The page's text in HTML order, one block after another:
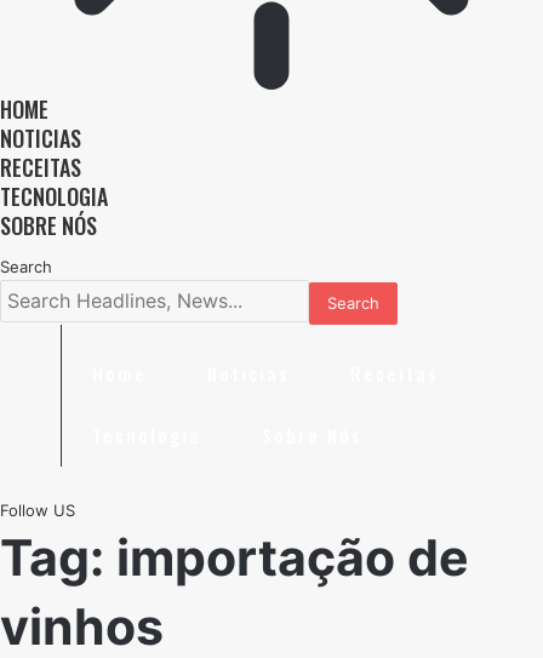
HOME
NOTICIAS
RECEITAS
TECNOLOGIA
SOBRE NÓS
Search
Follow US
Tag: importação de
vinhos